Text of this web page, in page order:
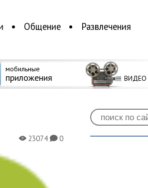
Общение Развлечения
мобильные
приложения ВИДЕО
X23074K0